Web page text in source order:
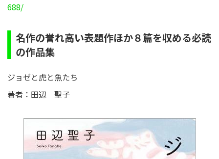
688/
名作の誉れ高い表題作ほか８篇を収める必読
の作品集
ジョゼと虎と魚たち
著者：田辺 聖子